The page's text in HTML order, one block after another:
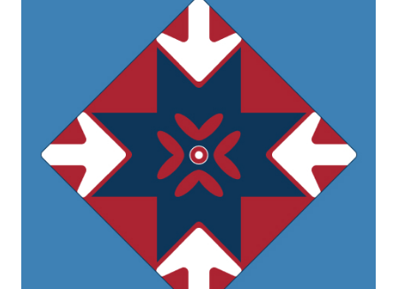
Hamma fayllarni yuklash